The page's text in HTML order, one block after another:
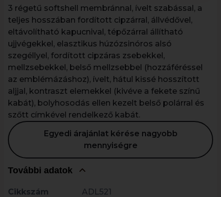
3 régetű softshell membránnal, ívelt szabással, a
teljes hosszában fordított cipzárral, állvédővel,
eltávolítható kapucnival, tépőzárral állítható
ujjvégekkel, elasztikus húzózsinóros alsó
szegéllyel, fordított cipzáras zsebekkel,
mellzsebekkel, belső mellzsebbel (hozzáféréssel
az emblémázáshoz), ívelt, hátul kissé hosszított
aljjal, kontraszt elemekkel (kivéve a fekete színű
kabát), bolyhosodás ellen kezelt belső polárral és
szőtt címkével rendelkező kabát.
Egyedi árajánlat kérése nagyobb
mennyiségre
További adatok
Cikkszám ADL521